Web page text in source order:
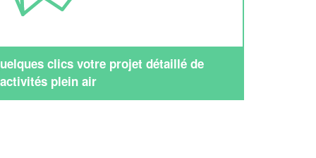
clics votre projet détaillé de
activités plein air